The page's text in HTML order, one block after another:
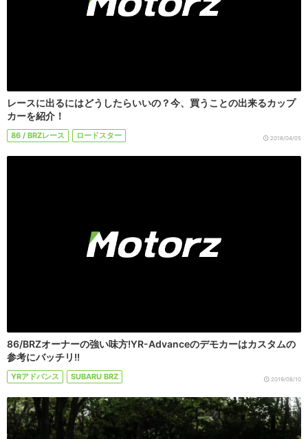
レースに出るにはどうしたらいいの？今、買うことの出来るカップ
カーを紹介！
86 / BRZレース ロードスター 2018/04/05
86/BRZオーナーの強い味方!YR-Advanceのデモカーはカスタムの
参考にバッチリ!!
YRアドバンス SUBARU BRZ 2019/08/10